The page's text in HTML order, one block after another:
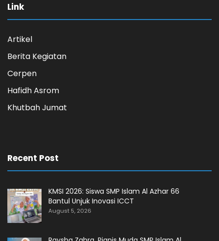
Link
Artikel
Berita Kegiatan
Cerpen
Hafidh Asrom
Khutbah Jumat
Recent Post
KMSI 2026: Siswa SMP Islam Al Azhar 66
Bantul Unjuk Inovasi ICCT
August 5, 2026